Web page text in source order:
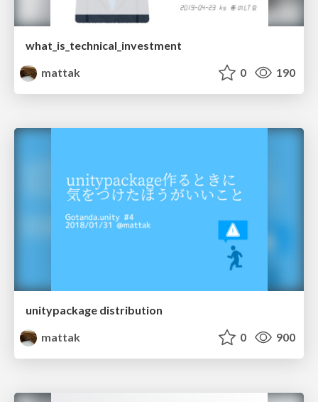
what_is_technical_investment
mattak
0 190
unitypackage distribution
mattak
0 900